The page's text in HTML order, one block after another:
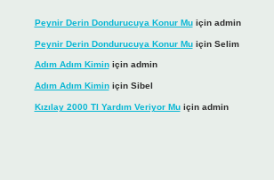
Peynir Derin Dondurucuya Konur Muiçin admin
Peynir Derin Dondurucuya Konur Muiçin Selim
Adım Adım Kiminiçin admin
Adım Adım Kiminiçin Sibel
Kızılay 2000 Tl Yardım Veriyor Muiçin admin